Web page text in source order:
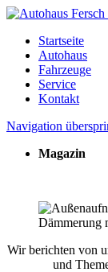
Startseite
Autohaus
Fahrzeuge
Service
Kontakt
Navigation
Magazin
Wir berichten von
und